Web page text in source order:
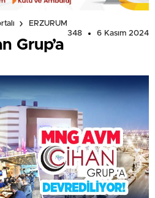
ERZURUM
348
6 Kasım 2024
Grup’a